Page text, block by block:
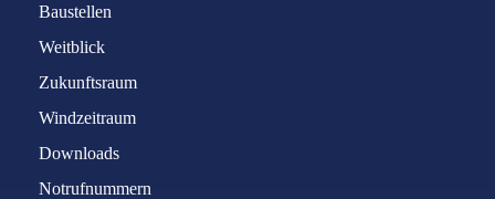
Baustellen
Weitblick
Zukunftsraum
Windzeitraum
Downloads
Notrufnummern